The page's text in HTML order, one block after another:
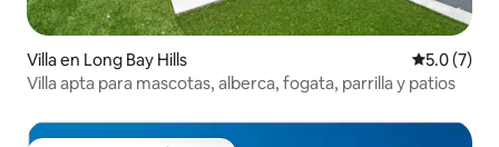
Villa en Long Bay Hills
5.0 (7)
Villa apta para mascotas, alberca, fogata, parrilla y patios